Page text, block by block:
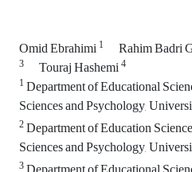
Omid Ebrahimi1 Rahim Badri
3 Touraj Hashemi4
1Department of Educational
Sciences and Psychology,
2Department of Education
Sciences and Psychology,
3